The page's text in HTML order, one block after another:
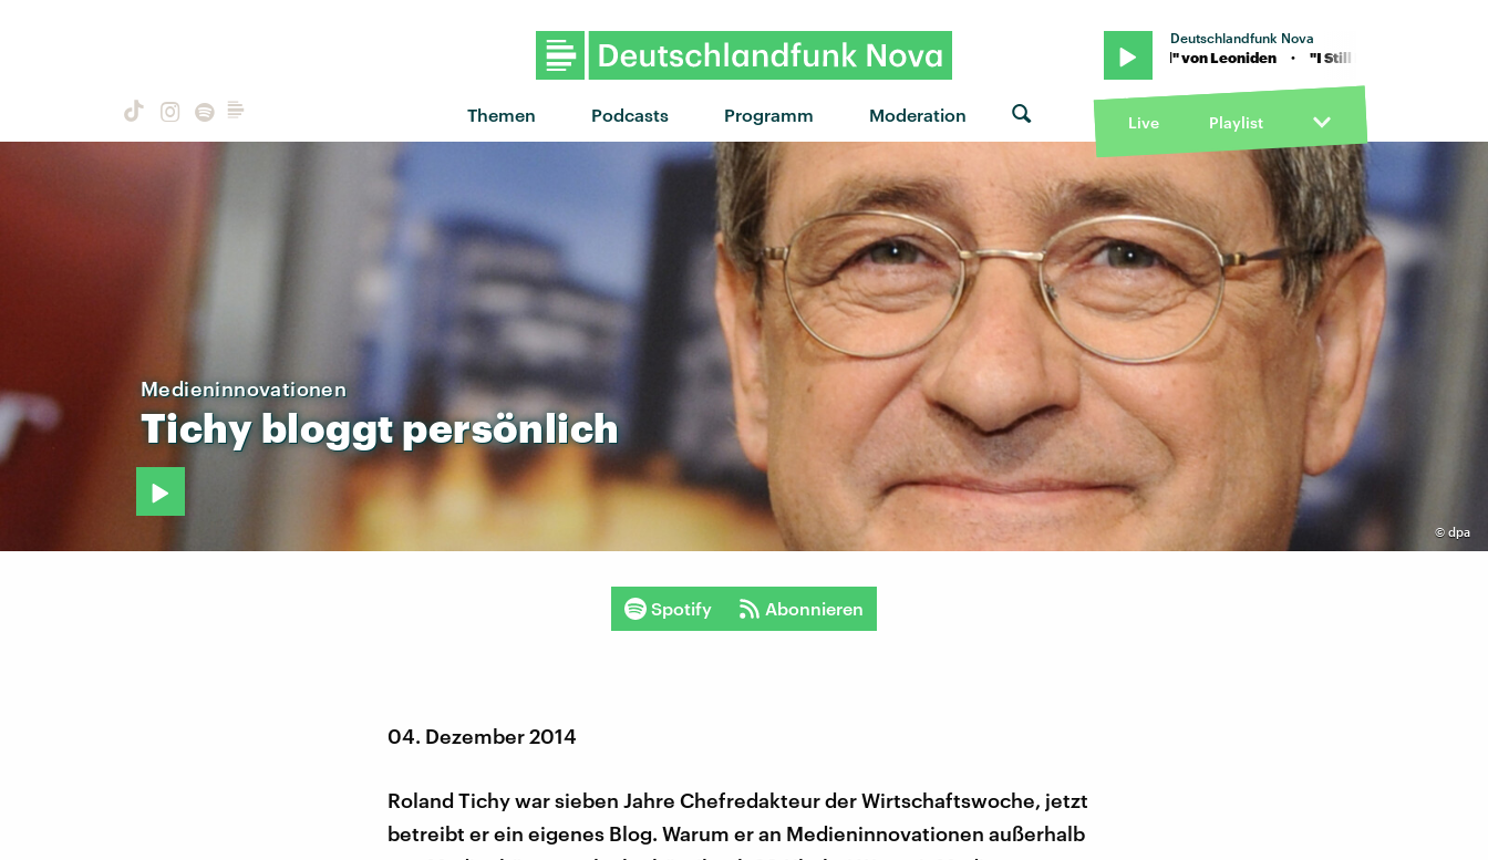
Themen Podcasts Programm Moderation
Deutschlandfunk Nova
"I Still Feel" von Leoniden · "I Still Feel" von Leoniden · "I Still Feel" von Leoniden
Live Playlist
© dpa
Medieninnovationen
Tichybloggtpersönlich
Spotify Abonnieren
04. Dezember 2014
Roland Tichy war sieben Jahre Chefredakteur der Wirtschaftswoche, jetzt
betreibt er ein eigenes Blog. Warum er an Medieninnovationen außerhalb